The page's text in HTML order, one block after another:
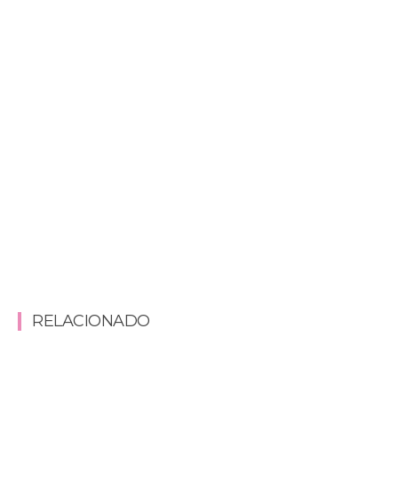
RELACIONADO